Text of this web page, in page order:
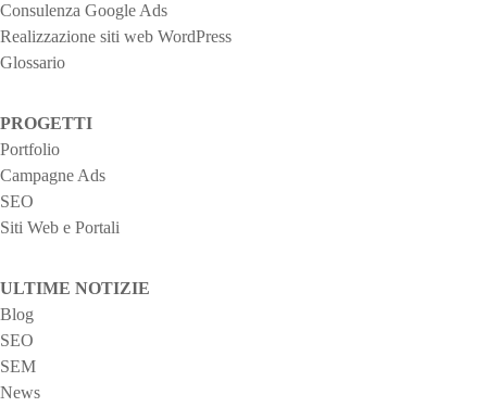
Consulenza Google Ads
Realizzazione siti web WordPress
Glossario
PROGETTI
Portfolio
Campagne Ads
SEO
Siti Web e Portali
ULTIME NOTIZIE
Blog
SEO
SEM
News